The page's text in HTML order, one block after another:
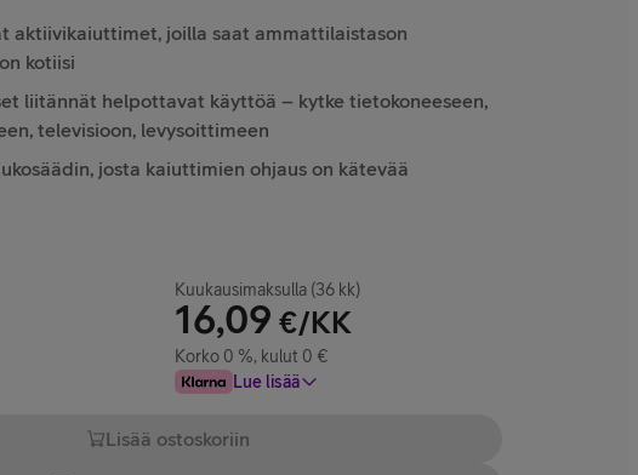
aktiivikaiuttimet, joilla saat ammattilaistason
kotiisi
liitännät helpottavat käyttöä – kytke tietokoneeseen,
televisioon, levysoittimeen
josta kaiuttimien ohjaus on kätevää
Kuukausimaksulla (36 kk)
16,09 €/KK
Korko 0 %, kulut 0 €
Lue lisää
Lisää ostoskoriin